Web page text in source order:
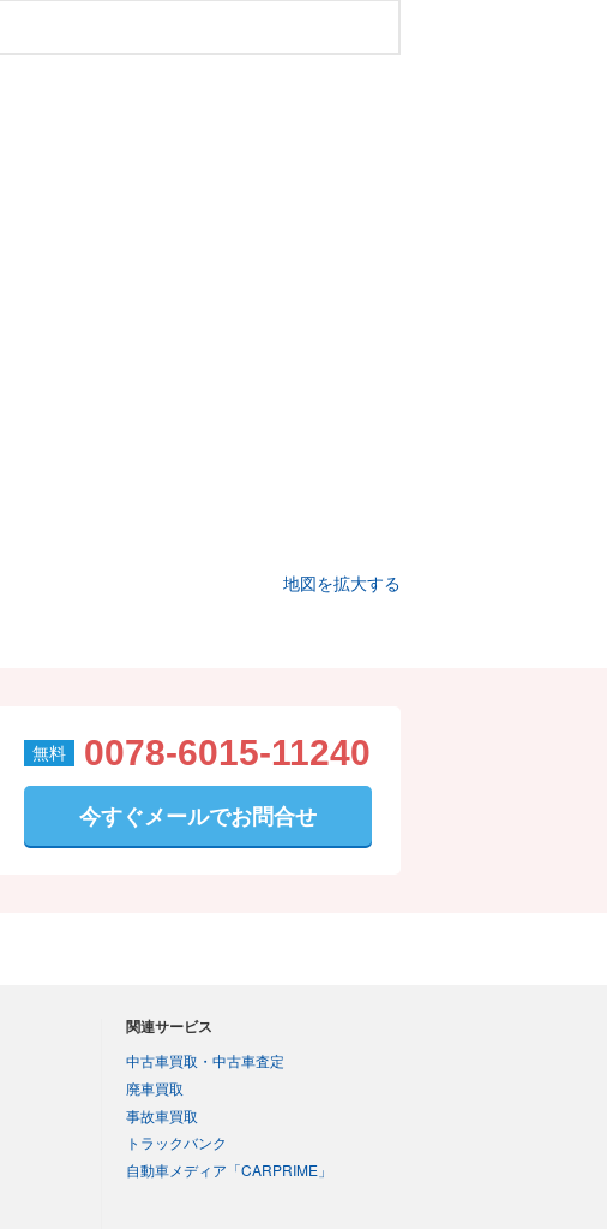
地図を拡大する
0078-6015-11240
今すぐメールでお問合せ
関連サービス
中古車買取・中古車査定
廃車買取
事故車買取
トラックバンク
自動車メディア「CARPRIME」